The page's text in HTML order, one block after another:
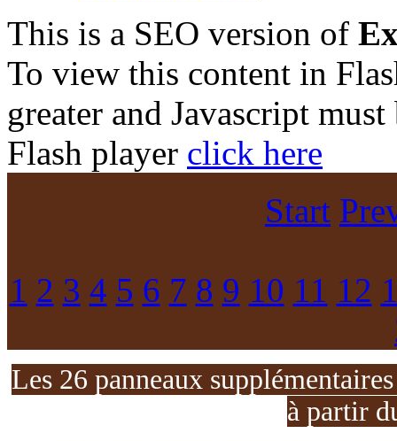
This is a SEO version of
To view this content in
greater and Javascript
Flash player click here
Start
1 2 3 4 5 6 7 8 9 10 11 12
Les 26 panneaux
à partir